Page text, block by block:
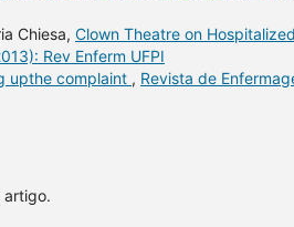
Chiesa, Clown Theatre on Hospitalized
Rev Enferm UFPI
upthe complaint , Revista de
artigo.